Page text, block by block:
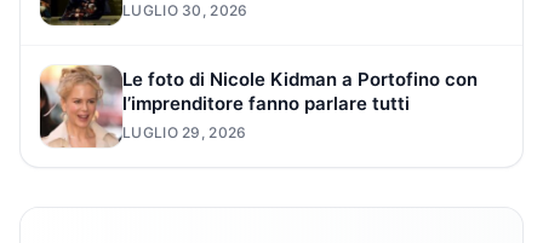
LUGLIO 30, 2026
Le foto di Nicole Kidman a Portofino con
l’imprenditore fanno parlare tutti
LUGLIO 29, 2026